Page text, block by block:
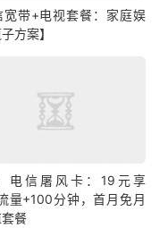
宽带+电视套餐：家庭娱
方案】
电信屠风卡：19元享
量+100分钟，首月免月
餐